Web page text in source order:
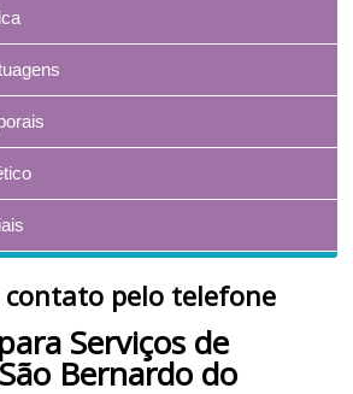
contato pelo telefone
Serviços de
Bernardo do